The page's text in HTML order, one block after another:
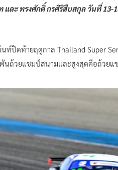
และ ทรงศักดิ์ กรศิริสืบสกุล วันที่
ท์ปิดท้ายฤดูกาล Thailand Super
นถ้วยแชมป์สนามและสูงสุดคือถ้วยแ